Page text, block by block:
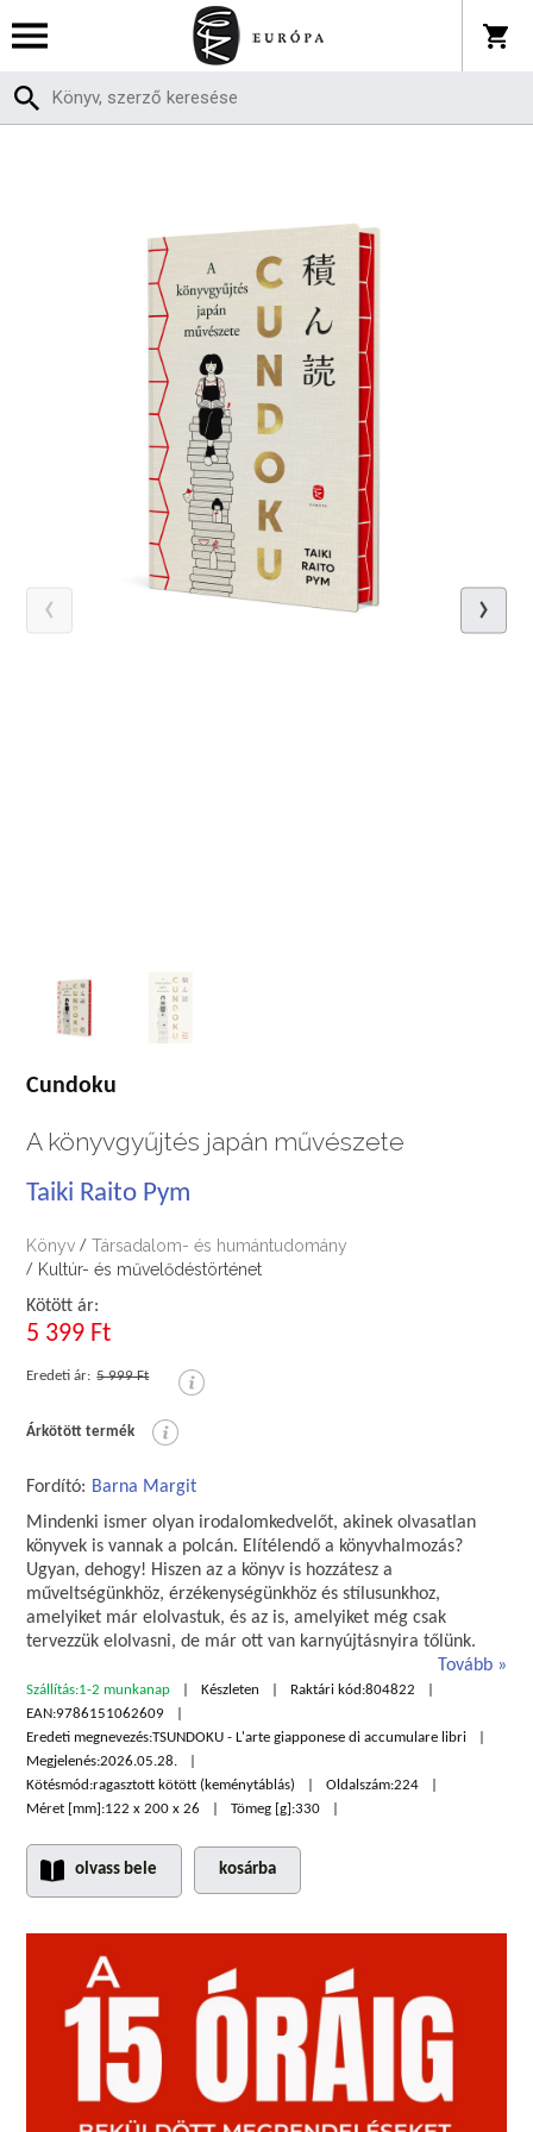
Cundoku
A könyvgyűjtés japán művészete
Taiki Raito Pym
Könyv / Társadalom- és humántudomány
/ Kultúr- és művelődéstörténet
Kötött ár:
5 399 Ft
Eredeti ár: 5 999 Ft
Árkötött termék
Fordító: Barna Margit
Mindenki ismer olyan irodalomkedvelőt, akinek olvasatlan
könyvek is vannak a polcán. Elítélendő a könyvhalmozás?
Ugyan, dehogy! Hiszen az a könyv is hozzátesz a
műveltségünkhöz, érzékenységünkhöz és stílusunkhoz,
amelyiket már elolvastuk, és az is, amelyiket még csak
tervezzük elolvasni, de már ott van karnyújtásnyira tőlünk.
Tovább
Szállítás:1-2 munkanap Készleten Raktári kód:804822
EAN:9786151062609
Eredeti megnevezés:TSUNDOKU - L'arte giapponese di accumulare libri
Megjelenés:2026.05.28.
Kötésmód:ragasztott kötött (keménytáblás) Oldalszám:224
Méret [mm]:122 x 200 x 26 Tömeg [g]:330
olvass bele kosárba